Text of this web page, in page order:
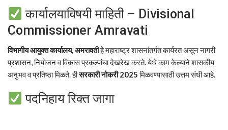
कार्यालयाविषयी माहिती – Divisional
Commissioner Amravati
विभागीय आयुक्त कार्यालय, अमरावतीहे महाराष्ट्र शासनांतर्गत कार्यरत असून नागरी
प्रशासन, नियोजन व विकास प्रकल्पांचा देखरेख करते. येथे काम केल्याने शासकीय
अनुभव व प्रतिष्ठा मिळते. हीसरकारी नोकरी 2025मिळवण्यासाठी उत्तम संधी आहे.
पदनिहाय रिक्त जागा